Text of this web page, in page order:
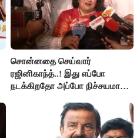
சொன்னதை செய்வார்
ரஜினிகாந்த்..! இது எப்போ
நடக்கிறதோ அப்போ நிச்சயமாக
ரஜினிகாந்த்..!